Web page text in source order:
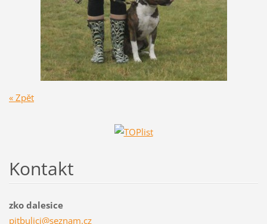
« Zpět
Kontakt
zko dalesice
pitbulici@seznam.cz